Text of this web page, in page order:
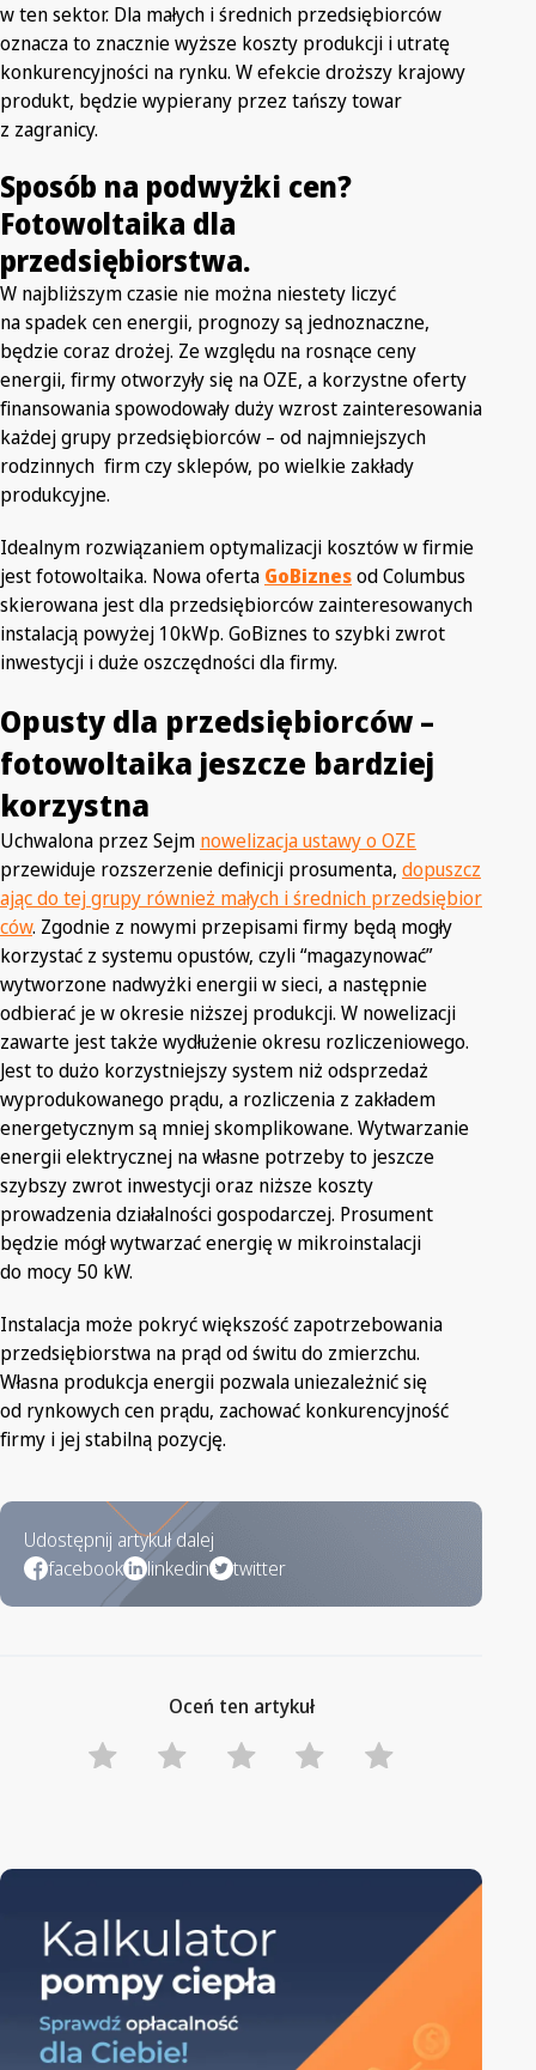
w ten sektor. Dla małych i średnich przedsiębiorców
oznacza to znacznie wyższe koszty produkcji i utratę
konkurencyjności na rynku. W efekcie droższy krajowy
produkt, będzie wypierany przez tańszy towar
z zagranicy.
Sposób na podwyżki cen?
Fotowoltaika dla
przedsiębiorstwa.
W najbliższym czasie nie można niestety liczyć
na spadek cen energii, prognozy są jednoznaczne,
będzie coraz drożej. Ze względu na rosnące ceny
energii, firmy otworzyły się na OZE, a korzystne oferty
finansowania spowodowały duży wzrost zainteresowania
każdej grupy przedsiębiorców – od najmniejszych
rodzinnych firm czy sklepów, po wielkie zakłady
produkcyjne.
Idealnym rozwiązaniem optymalizacji kosztów w firmie
jest fotowoltaika. Nowa oferta GoBiznesod Columbus
skierowana jest dla przedsiębiorców zainteresowanych
instalacją powyżej 10kWp. GoBiznes to szybki zwrot
inwestycji i duże oszczędności dla firmy.
Opusty dla przedsiębiorców –
fotowoltaika jeszcze bardziej
korzystna
Uchwalona przez Sejm nowelizacja ustawy o OZE
przewiduje rozszerzenie definicji prosumenta, dopuszcz
ając do tej grupy również małych i średnich przedsiębior
ców. Zgodnie z nowymi przepisami firmy będą mogły
korzystać z systemu opustów, czyli “magazynować”
wytworzone nadwyżki energii w sieci, a następnie
odbierać je w okresie niższej produkcji. W nowelizacji
zawarte jest także wydłużenie okresu rozliczeniowego.
Jest to dużo korzystniejszy system niż odsprzedaż
wyprodukowanego prądu, a rozliczenia z zakładem
energetycznym są mniej skomplikowane. Wytwarzanie
energii elektrycznej na własne potrzeby to jeszcze
szybszy zwrot inwestycji oraz niższe koszty
prowadzenia działalności gospodarczej. Prosument
będzie mógł wytwarzać energię w mikroinstalacji
do mocy 50 kW.
Instalacja może pokryć większość zapotrzebowania
przedsiębiorstwa na prąd od świtu do zmierzchu.
Własna produkcja energii pozwala uniezależnić się
od rynkowych cen prądu, zachować konkurencyjność
firmy i jej stabilną pozycję.
Udostępnij artykuł dalej
facebook
linkedin twitter
Oceń ten artykuł